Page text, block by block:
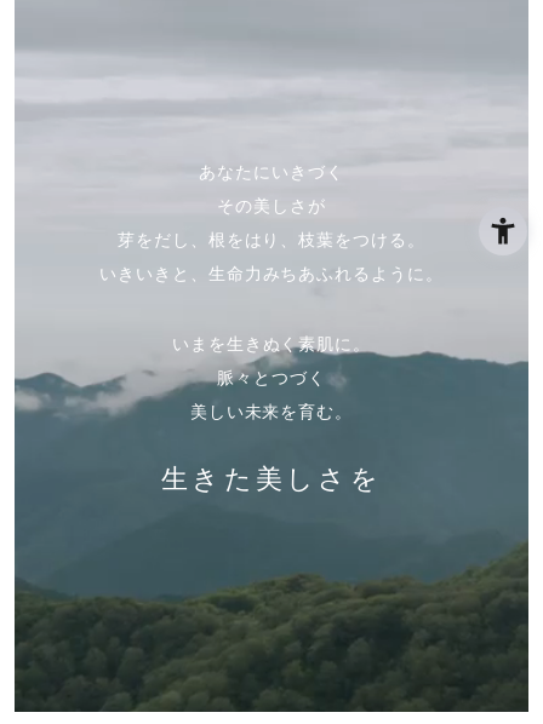
あなたにいきづく
その美しさが
芽をだし、根をはり、枝葉をつける。
いきいきと、生命力みちあふれるように。
いまを生きぬく素肌に。
脈々とつづく
美しい未来を育む。
生きた美しさを